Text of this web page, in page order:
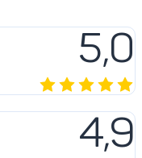
5,0
4,9